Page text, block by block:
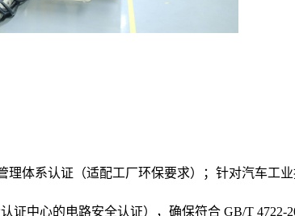
理体系认证（适配工厂环保要求）；针对汽车工
中心的电路安全认证），确保符合 GB/T 4722-